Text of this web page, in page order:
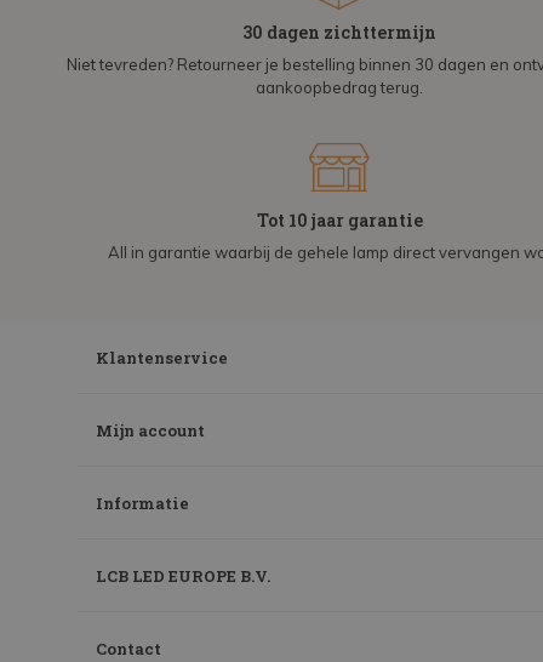
30 dagen zichttermijn
Niet tevreden? Retourneer je bestelling binnen 30 dagen en
aankoopbedrag terug.
Tot 10 jaar garantie
All in garantie waarbij de gehele lamp direct vervangen
Klantenservice
Mijn account
Informatie
LCB LED EUROPE B.V.
Contact